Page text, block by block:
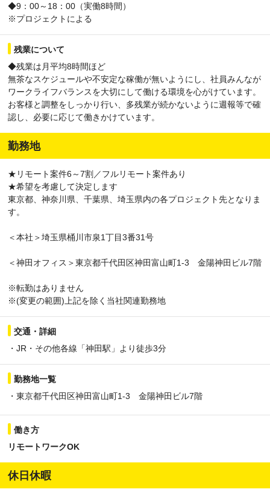
◆9：00～18：00（実働8時間）
※プロジェクトによる
残業について
◆残業は月平均8時間ほど
無茶なスケジュールや不安定な稼働が無いようにし、社員みんなが
ワークライフバランスを大切にして働ける環境を心がけています。
お客様と調整をしっかり行い、多残業が続かないように週報等で確
認し、必要に応じて働きかけています。
勤務地
★リモート案件6～7割／フルリモート案件あり
★希望を考慮して決定します
東京都、神奈川県、千葉県、埼玉県内の各プロジェクト先となりま
す。
＜本社＞埼玉県桶川市泉1丁目3番31号
＜神田オフィス＞東京都千代田区神田富山町1-3 金陽神田ビル7階
※転勤はありません
※(変更の範囲)上記を除く当社関連勤務地
交通・詳細
・JR・その他各線「神田駅」より徒歩3分
勤務地一覧
・東京都千代田区神田富山町1-3 金陽神田ビル7階
働き方
リモートワークOK
休日休暇